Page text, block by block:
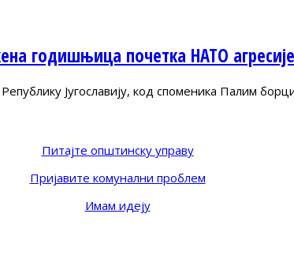
годишњица почетка НАТО агресије
Југославију, код споменика Палим
Питајте општинску управу
Пријавите комунални проблем
Имам идеју